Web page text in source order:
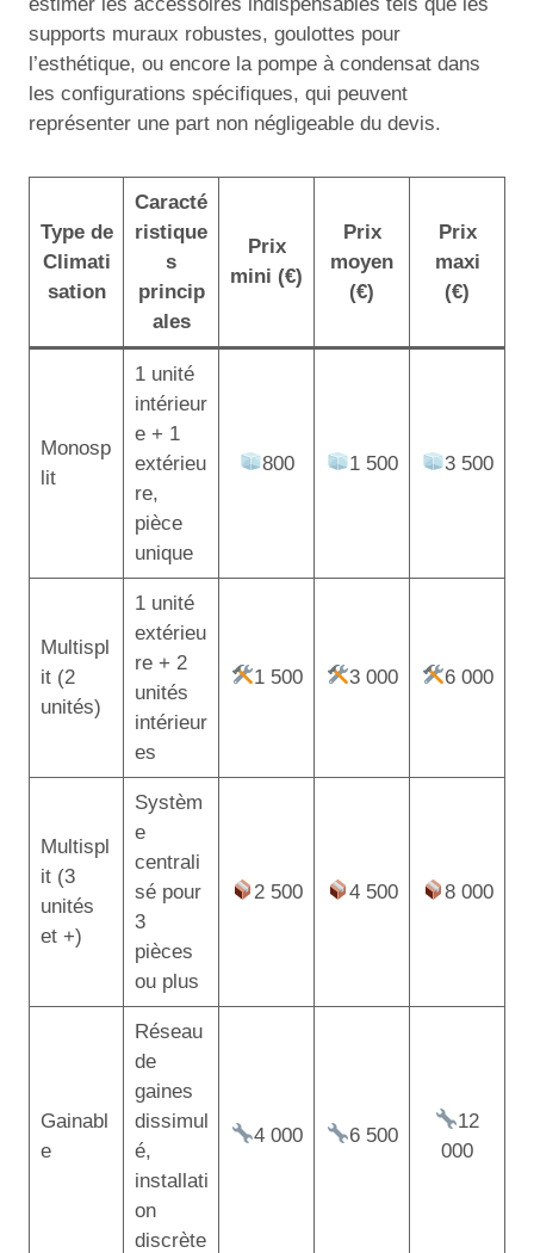
supports muraux robustes, goulottes pour
l’esthétique, ou encore la pompe à condensat dans
les configurations spécifiques, qui peuvent
représenter une part non négligeable du devis.
Type de
Climati
sation
Caracté
ristique
s
princip
ales
Prix
mini (€)
Prix
moyen
(€)
Prix
maxi
(€)
Monosp
lit
1 unité
intérieur
e + 1
extérieu
re,
pièce
unique
800 1 500 3 500
Multispl
it (2
unités)
1 unité
extérieu
re + 2
unités
intérieur
es
1 500 3 000 6 000
Multispl
it (3
unités
et +)
Systèm
e
centrali
sé pour
3
pièces
ou plus
2 500 4 500 8 000
Gainabl
e
Réseau
de
gaines
dissimul
é,
installati
on
discrète
4 000 6 500
12
000